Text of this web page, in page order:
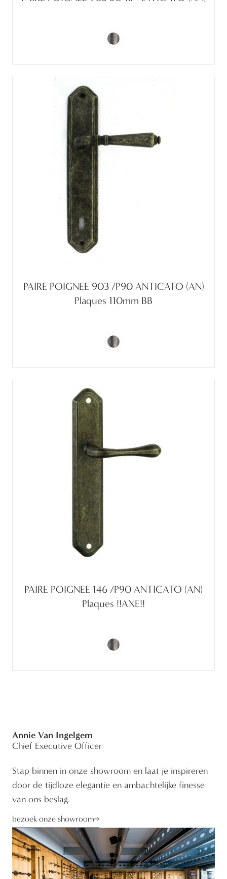
PAIRE POIGNEE 903 /P90 ANTICATO (AN)
Plaques 110mm BB
PAIRE POIGNEE 146 /P90 ANTICATO (AN)
Plaques !!AXE!!
Annie Van Ingelgem
Chief Executive Officer
Stap binnen in onze showroom en laat je inspireren
door de tijdloze elegantie en ambachtelijke finesse
van ons beslag.
bezoek onze showroom